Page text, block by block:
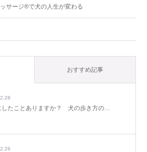
サージ®で犬の人生が変わる
おすすめ記事
したことありますか？ 犬の歩き方の…